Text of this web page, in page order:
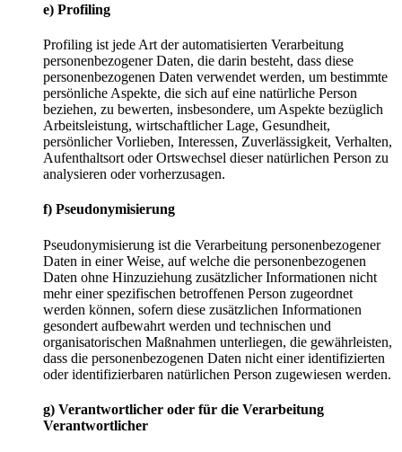
e) Profiling
Profiling ist jede Art der automatisierten Verarbeitung
personenbezogener Daten, die darin besteht, dass diese
personenbezogenen Daten verwendet werden, um bestimmte
persönliche Aspekte, die sich auf eine natürliche Person
beziehen, zu bewerten, insbesondere, um Aspekte bezüglich
Arbeitsleistung, wirtschaftlicher Lage, Gesundheit,
persönlicher Vorlieben, Interessen, Zuverlässigkeit, Verhalten,
Aufenthaltsort oder Ortswechsel dieser natürlichen Person zu
analysieren oder vorherzusagen.
f) Pseudonymisierung
Pseudonymisierung ist die Verarbeitung personenbezogener
Daten in einer Weise, auf welche die personenbezogenen
Daten ohne Hinzuziehung zusätzlicher Informationen nicht
mehr einer spezifischen betroffenen Person zugeordnet
werden können, sofern diese zusätzlichen Informationen
gesondert aufbewahrt werden und technischen und
organisatorischen Maßnahmen unterliegen, die gewährleisten,
dass die personenbezogenen Daten nicht einer identifizierten
oder identifizierbaren natürlichen Person zugewiesen werden.
g) Verantwortlicher oder für die Verarbeitung
Verantwortlicher